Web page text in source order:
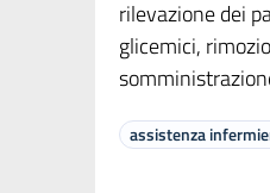
rilevazione dei
glicemici,
assistenza